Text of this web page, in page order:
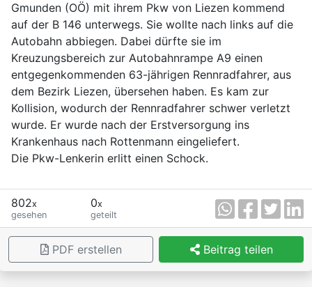
Gmunden (OÖ) mit ihrem Pkw von Liezen kommend
auf der B 146 unterwegs. Sie wollte nach links auf die
Autobahn abbiegen. Dabei dürfte sie im
Kreuzungsbereich zur Autobahnrampe A9 einen
entgegenkommenden 63-jährigen Rennradfahrer, aus
dem Bezirk Liezen, übersehen haben. Es kam zur
Kollision, wodurch der Rennradfahrer schwer verletzt
wurde. Er wurde nach der Erstversorgung ins
Krankenhaus nach Rottenmann eingeliefert.
Die Pkw-Lenkerin erlitt einen Schock.
802x
gesehen
0x
geteilt
PDF erstellen Beitrag teilen